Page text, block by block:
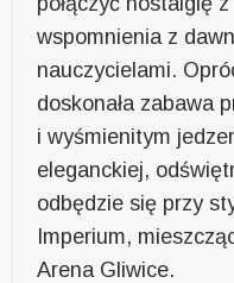
wspomnienia z
nauczycielami.
doskonała zabawa
i wyśmienitym
eleganckiej,
odbędzie się przy
Imperium,
Arena Gliwice.